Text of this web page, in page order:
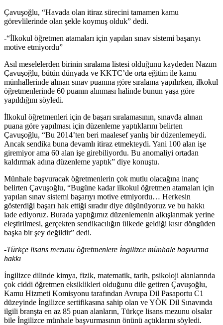
Çavuşoğlu, “Havada olan itiraz sürecini tamamen kamu
görevlilerinde olan şekle koymuş olduk” dedi.
-“İlkokul öğretmen atamaları için yapılan sınav sistemi başarıyı
motive etmiyordu”
Asıl meselelerden birinin sıralama listesi olduğunu kaydeden Nazım
Çavuşoğlu, bütün dünyada ve KKTC’de orta eğitim ile kamu
münhallerinde alınan sınav puanına göre sıralama yapılırken, ilkokul
öğretmenlerinde 60 puanın alınması halinde bunun yaşa göre
yapıldığını söyledi.
İlkokul öğretmenleri için de başarı sıralamasının, sınavda alınan
puana göre yapılması için düzenleme yaptıklarını belirten
Çavuşoğlu, “Bu 2014’ten beri maalesef yanlış bir düzenlemeydi.
Ancak sendika buna devamlı itiraz etmekteydi. Yani 100 alan işe
giremiyor ama 60 alan işe girebiliyordu. Bu anomaliyi ortadan
kaldırmak adına düzenleme yaptık” diye konuştu.
Münhale başvuracak öğretmenlerin çok mutlu olacağına inanç
belirten Çavuşoğlu, “Bugüne kadar ilkokul öğretmen atamaları için
yapılan sınav sistemi başarıyı motive etmiyordu… Herkesin
gösterdiği başarı hak ettiği sıradır diye düşünüyoruz ve bu hakkı
iade ediyoruz. Burada yaptığımız düzenlemenin alkışlanmak yerine
eleştirilmesi, gerçekten sendikacılığın ülkede geldiği kısır döngüden
başka bir şey değildir” dedi.
-Türkçe lisans mezunu öğretmenlere İngilizce münhale başvurma
hakkı
İngilizce dilinde kimya, fizik, matematik, tarih, psikoloji alanlarında
çok ciddi öğretmen eksiklikleri olduğunu dile getiren Çavuşoğlu,
Kamu Hizmeti Komisyonu tarafından Avrupa Dil Pasaportu C1
düzeyinde İngilizce sertifikasına sahip olan ve YÖK Dil Sınavında
ilgili branşta en az 85 puan alanların, Türkçe lisans mezunu olsalar
bile İngilizce münhale başvurmasının önünü açtıklarını söyledi.